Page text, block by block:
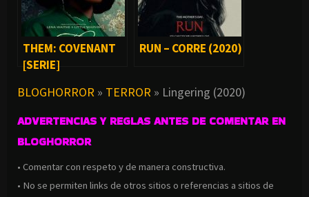
THEM: COVENANT
[SERIE]
RUN – CORRE (2020)
BLOGHORROR » TERROR » Lingering (2020)
ADVERTENCIAS Y REGLAS ANTES DE COMENTAR EN
BLOGHORROR
• Comentar con respeto y de manera constructiva.
• No se permiten links de otros sitios o referencias a sitios de